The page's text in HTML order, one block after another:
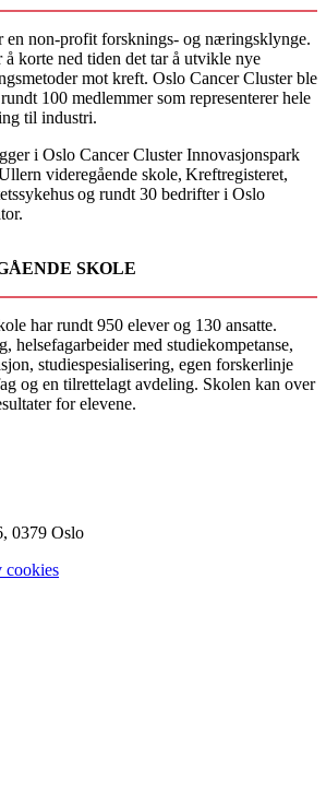
en non-profit forsknings- og næringsklynge.
korte ned tiden det tar å utvikle nye
mot kreft. Oslo Cancer Cluster ble
100 medlemmer som representerer hele
til industri.
i Oslo Cancer Cluster Innovasjonspark
videregående skole, Kreftregisteret,
og rundt 30 bedrifter i Oslo
SKOLE
har rundt 950 elever og 130 ansatte.
helsefagarbeider med studiekompetanse,
studiespesialisering, egen forskerlinje
og en tilrettelagt avdeling. Skolen kan over
for elevene.
0379 Oslo
cookies